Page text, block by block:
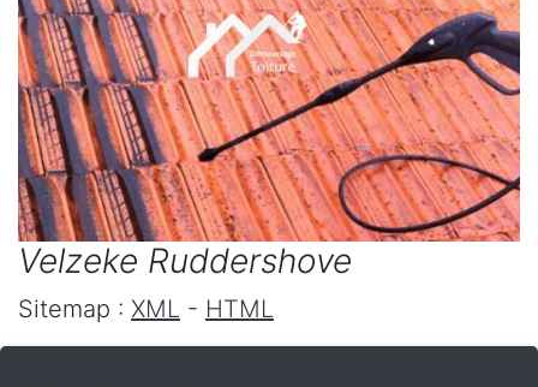
Velzeke Ruddershove
Sitemap : XML - HTML